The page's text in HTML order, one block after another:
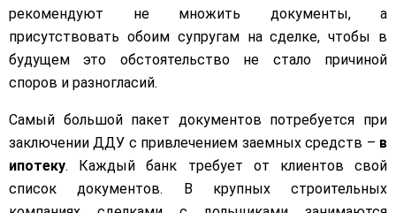
рекомендуют не множить документы, а
присутствовать обоим супругам на сделке, чтобы в
будущем это обстоятельство не стало причиной
споров и разногласий.
Самый большой пакет документов потребуется при
заключении ДДУ с привлечением заемных средств – в
ипотеку. Каждый банк требует от клиентов свой
список документов. В крупных строительных